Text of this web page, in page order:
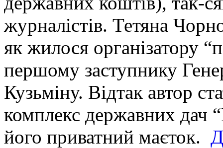
журналістів. Тетяна
як жилося організатору
першому заступнику
Кузьміну. Відтак автор
комплекс державних дач
його приватний маєток.